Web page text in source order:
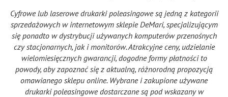
Cyfrowe lub laserowe drukarki poleasingowe są jedną z kategorii
sprzedażowych w internetowym sklepie DeMari, specjalizującym
się ponadto w dystrybucji używanych komputerów przenośnych
czy stacjonarnych, jak i monitorów. Atrakcyjne ceny, udzielanie
wielomiesięcznych gwarancji, dogodne formy płatności to
powody, aby zapoznać się z aktualną, różnorodną propozycją
omawianego sklepu online. Wybrane i zakupione używane
drukarki poleasingowe dostarczane są pod wskazany w